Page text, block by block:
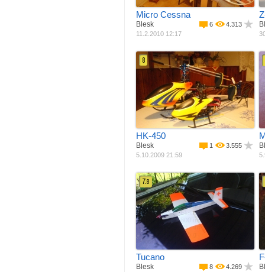
Micro Cessna
6 4.313
Blesk
11.2.2010 12:17
Materiál
Jiný materiál
Pohon
Elektro motor
Průměr rotoru750 mm
Váha
850 g
8
HK-450
1 3.555
Blesk
5.10.2009 21:59
Materiál
Balza + potah
Pohon
Elektro motor
Rozpětí
800 mm
Délka
65 mm
Váha
575 g
Plocha křídla
12 dm2
7.8
Tucano
8 4.269
Blesk